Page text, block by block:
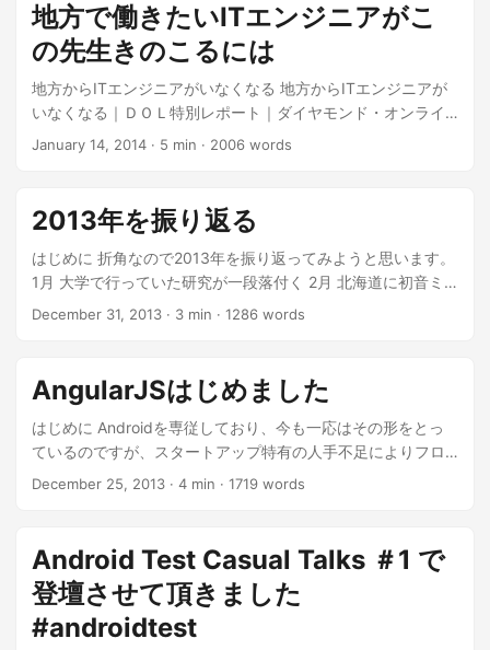
地方で働きたいITエンジニアがこ
の先生きのこるには
地方からITエンジニアがいなくなる 地方からITエンジニアが
いなくなる｜ＤＯＬ特別レポート｜ダイヤモンド・オンライ
ン 地方にITエンジニアは必要か？(長くなったのでその1） -
自営(文筆業)にっき 地方にITエンジニアは必要か？(その4) -
自営(文筆業)にっき 「地方からITエンジニアがいなくなる」 -
カレーなる辛口Javaな転職日記 地方からITエンジニアが消え
ていく - あかいまことのブログ 「地方からITエンジニアが消
えていく」 - カレーなる辛口Javaな転職日記 一番上の記事を
読んで、「そうだよね地方でITエンジニアとして頑張れれば
なくなる（首都圏に集まる）ようになった理由が技術的な教
育指導が充分整っているかどうか（地域的に、社内的に）と
安直に考えていたのですが、色々他の方の感想記事を読むに
あたり、もっと基礎的なところ（カネの部分）でネックにな
ー、、、という感想です。 ...
January 14, 2014 · 5 min · 2006 words
2013年を振り返る
はじめに 折角なので2013年を振り返ってみようと思います。
1月 大学で行っていた研究が一段落付く 2月 北海道に初音ミ
クのライブ観に行く（ついでに雪祭り見てきた） 卒論も佳境
は本当に死ねる、マジで。 ...
December 31, 2013 · 3 min · 1286 words
AngularJSはじめました
はじめに Androidを専従しており、今も一応はその形をとっ
ているのですが、スタートアップ特有の人手不足によりフロ
ントサイドも着手することにしました。ちなみに既存の管理
December 25, 2013 · 4 min · 1719 words
Android Test Casual Talks ＃1 で
登壇させて頂きました
#androidtest